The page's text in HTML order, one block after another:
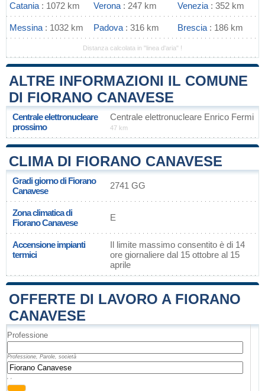
Catania : 1072 km Verona : 247 km Venezia : 352 km
Messina : 1032 km Padova : 316 km Brescia : 186 km
Distanza calcolata in "linea d'aria" !
ALTRE INFORMAZIONI IL COMUNE
DI FIORANO CANAVESE
Centrale elettronucleare
prossimo
Centrale elettronucleare Enrico Fermi
47 km
CLIMA DI FIORANO CANAVESE
Gradi giorno di Fiorano
Canavese
2741 GG
Zona climatica di
Fiorano Canavese
E
Accensione impianti
termici
Il limite massimo consentito è di 14
ore giornaliere dal 15 ottobre al 15
aprile
OFFERTE DI LAVORO A FIORANO
CANAVESE
Professione
Professione, Parole, società
, ,